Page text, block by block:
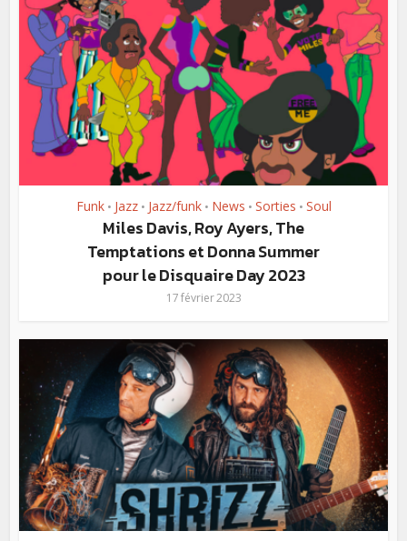
Funk • Jazz • Jazz/funk • News • Sorties • Soul
Miles Davis, Roy Ayers, The
Temptations et Donna Summer
pour le Disquaire Day 2023
17 février 2023